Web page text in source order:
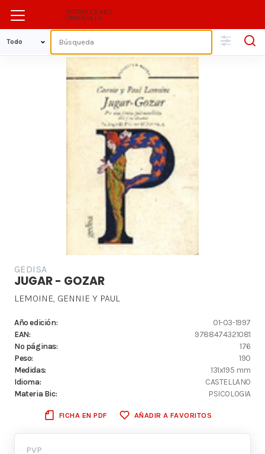
GEDISA
JUGAR - GOZAR
LEMOINE, GENNIE Y PAUL
Año edición:
01-03-1997
EAN:
9788474321081
Nº páginas:
176
Peso:
190
Medidas:
131x195 mm
Idioma:
CASTELLANO
Materia Bic:
PSICOLOGIA
FICHA EN PDF AÑADIR A FAVORITOS
PVP